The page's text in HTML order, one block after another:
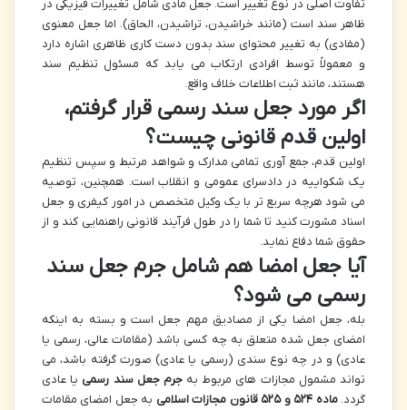
تفاوت اصلی در نوع تغییر است. جعل مادی شامل تغییرات فیزیکی در
ظاهر سند است (مانند خراشیدن، تراشیدن، الحاق). اما جعل معنوی
(مفادی) به تغییر محتوای سند بدون دست کاری ظاهری اشاره دارد
و معمولاً توسط افرادی ارتکاب می یابد که مسئول تنظیم سند
هستند، مانند ثبت اطلاعات خلاف واقع.
اگر مورد جعل سند رسمی قرار گرفتم،
اولین قدم قانونی چیست؟
اولین قدم، جمع آوری تمامی مدارک و شواهد مرتبط و سپس تنظیم
یک شکواییه در دادسرای عمومی و انقلاب است. همچنین، توصیه
می شود هرچه سریع تر با یک وکیل متخصص در امور کیفری و جعل
اسناد مشورت کنید تا شما را در طول فرآیند قانونی راهنمایی کند و از
حقوق شما دفاع نماید.
آیا جعل امضا هم شامل جرم جعل سند
رسمی می شود؟
بله، جعل امضا یکی از مصادیق مهم جعل است و بسته به اینکه
امضای جعل شده متعلق به چه کسی باشد (مقامات عالی، رسمی یا
عادی) و در چه نوع سندی (رسمی یا عادی) صورت گرفته باشد، می
تواند مشمول مجازات های مربوط بهجرم جعل سند رسمی یا عادی
گردد.ماده ۵۲۴ و ۵۲۵ قانون مجازات اسلامی
به جعل امضای مقامات